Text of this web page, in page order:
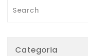
Categoria